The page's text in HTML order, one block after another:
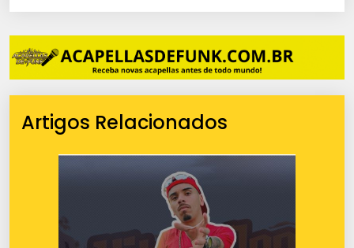
Artigos Relacionados